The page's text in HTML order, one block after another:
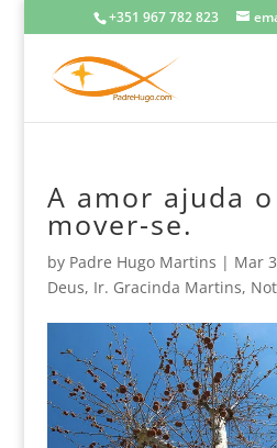
+351 967 782 823
A amor ajuda
mover-se.
by Padre Hugo Martins | Mar
Deus, Ir. Gracinda Martins,